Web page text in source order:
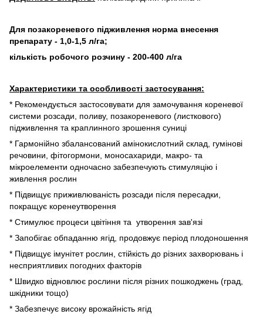
Для позакореневого підживлення норма внесення
препарату - 1,0-1,5 л/га;
кількість робочого розчину - 200-400 л/га
Характеристики та особливості застосування:
* Рекомендується застосовувати для замочування кореневої
системи розсади, поливу, позакореневого (листкового)
підживлення та краплинного зрошення суниці
* Гармонійно збалансований амінокислотний склад, гумінові
речовини, фітогормони, моносахариди, макро- та
мікроелементи одночасно забезпечують стимуляцію і
живлення рослин
* Підвищує приживлюваність розсади після пересадки,
покращує коренеутворення
* Стимулює процеси цвітіння та утворення зав'язі
* Запобігає обпаданню ягід, продовжує період плодоношення
* Підвищує імунітет рослин, стійкість до різних захворювань і
несприятливих погодних факторів
* Швидко відновлює рослини після різних пошкоджень (град,
шкідники тощо)
* Забезпечує високу врожайність ягід